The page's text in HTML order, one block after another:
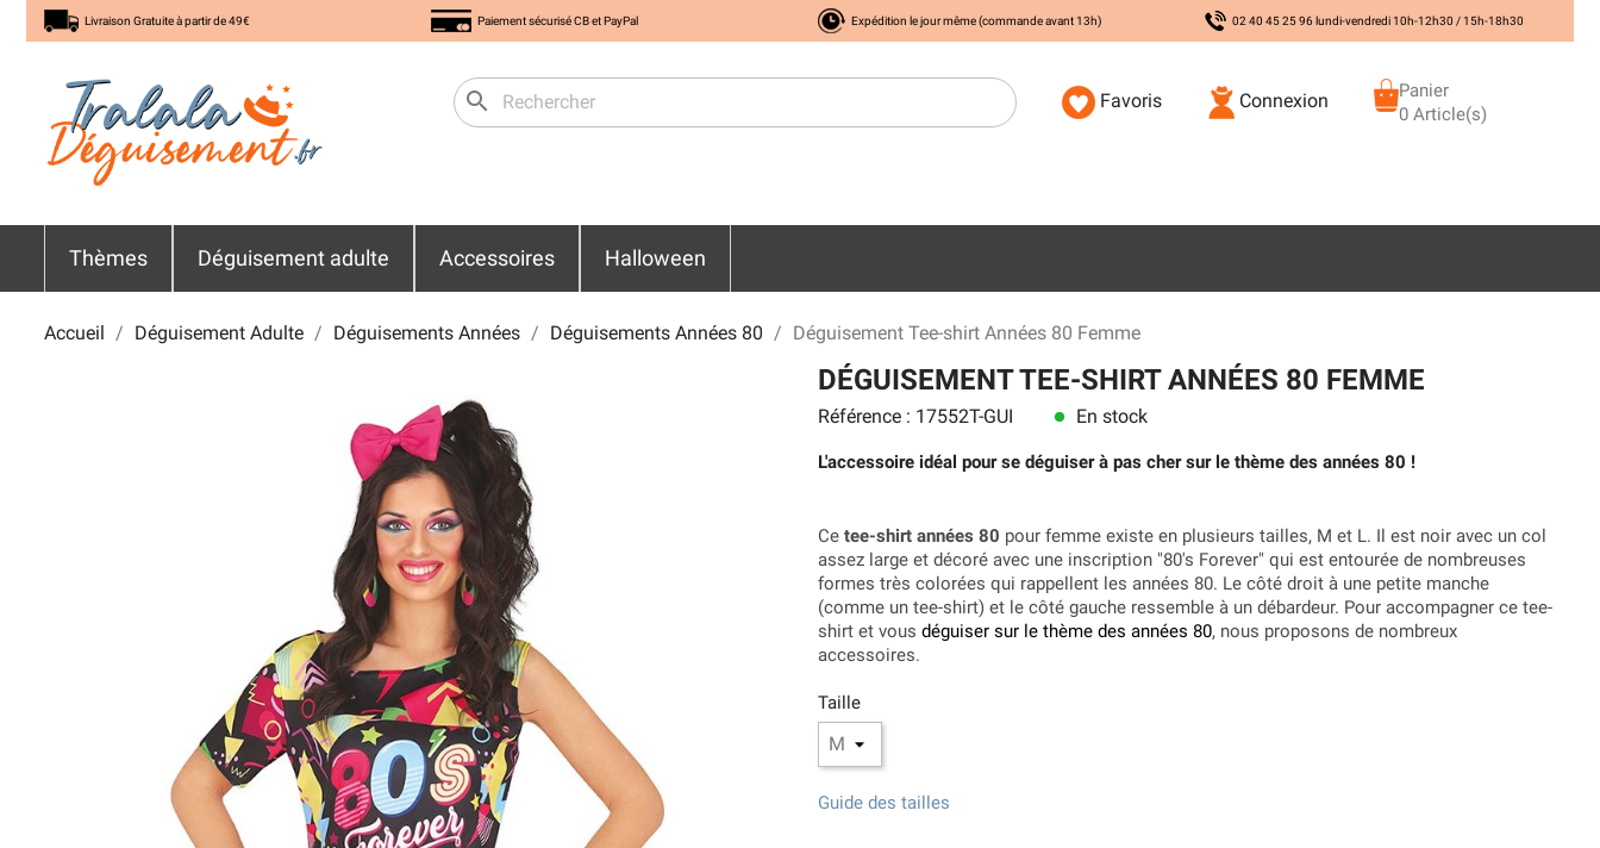
Livraison Gratuite à partir de 49€ Paiement sécurisé CB et PayPal Expédition le jour même (commande avant 13h) 02 40 45 25 96 lundi-vendredi 10h-12h30 / 15h-18h30
search Favoris Connexion
Panier
0 Article(s)
Thèmes Déguisement adulte Accessoires Halloween
Accueil Déguisement Adulte Déguisements Années Déguisements Années 80 Déguisement Tee-shirt Années 80 Femme
DÉGUISEMENT TEE-SHIRT ANNÉES 80 FEMME
Référence : 17552T-GUI lens En stock
L'accessoire idéal pour se déguiser à pas cher sur le thème des années 80 !
Ce tee-shirt années 80 pour femme existe en plusieurs tailles, M et L. Il est noir avec un col
assez large et décoré avec une inscription "80's Forever" qui est entourée de nombreuses
formes très colorées qui rappellent les années 80. Le côté droit à une petite manche
(comme un tee-shirt) et le côté gauche ressemble à un débardeur. Pour accompagner ce tee-
shirt et vous déguiser sur le thème des années 80, nous proposons de nombreux
accessoires.
Taille
Guide des tailles